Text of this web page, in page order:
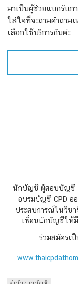
มาเป็นผู้ช่วยแบกรับภ
ใส่ใจที่จะถามคำถาม
เลือกใช้บริการกันค่ะ
นักบัญชี ผู้สอบบัญชี
อบรมบัญชี CPD
ประสบการณ์ในวิชา
เพื่อนนักบัญชีให้มี
ร่วมสมัครเ
สำนักงานบัญชี